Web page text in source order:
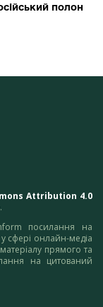
полон
Attribution 4.0
посилання на
у сфері онлайн-медіа
прямого та
на цитований